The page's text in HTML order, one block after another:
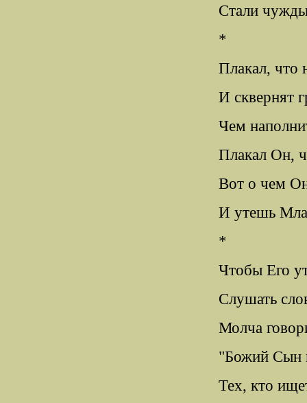
Стали
*
Плакал, что
И сквернят
Чем
Плакал Он,
Вот о чем
И утешь
*
Чтобы Его
Слушать
Молча
"Божий Сын
Тех, кто